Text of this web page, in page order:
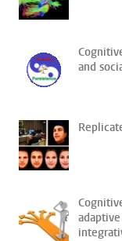
and